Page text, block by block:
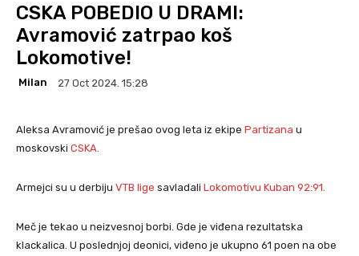
CSKA POBEDIO U DRAMI:
Avramović zatrpao koš
Lokomotive!
Milan 27 Oct 2024. 15:28
Aleksa Avramović je prešao ovog leta iz ekipe Partizana u
moskovski CSKA.
Armejci su u derbiju VTB lige savladali Lokomotivu Kuban 92:91.
Meč je tekao u neizvesnoj borbi. Gde je viđena rezultatska
klackalica. U poslednjoj deonici, viđeno je ukupno 61 poen na obe